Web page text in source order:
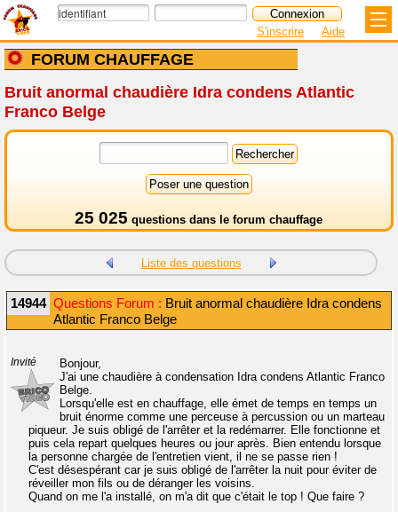
FORUM CHAUFFAGE
S'inscrire Aide
Bruit anormal chaudière Idra condens Atlantic
Franco Belge
25 025 questions dans le forum chauffage
Liste des questions
14944 Questions Forum : Bruit anormal chaudière Idra condens
Atlantic Franco Belge
Invité
Bonjour,
J'ai une chaudière à condensation Idra condens Atlantic Franco
Belge.
Lorsqu'elle est en chauffage, elle émet de temps en temps un
bruit énorme comme une perceuse à percussion ou un marteau
piqueur. Je suis obligé de l'arrêter et la redémarrer. Elle fonctionne et
puis cela repart quelques heures ou jour après. Bien entendu lorsque
la personne chargée de l'entretien vient, il ne se passe rien !
C'est désespérant car je suis obligé de l'arrêter la nuit pour éviter de
réveiller mon fils ou de déranger les voisins.
Quand on me l'a installé, on m'a dit que c'était le top ! Que faire ?